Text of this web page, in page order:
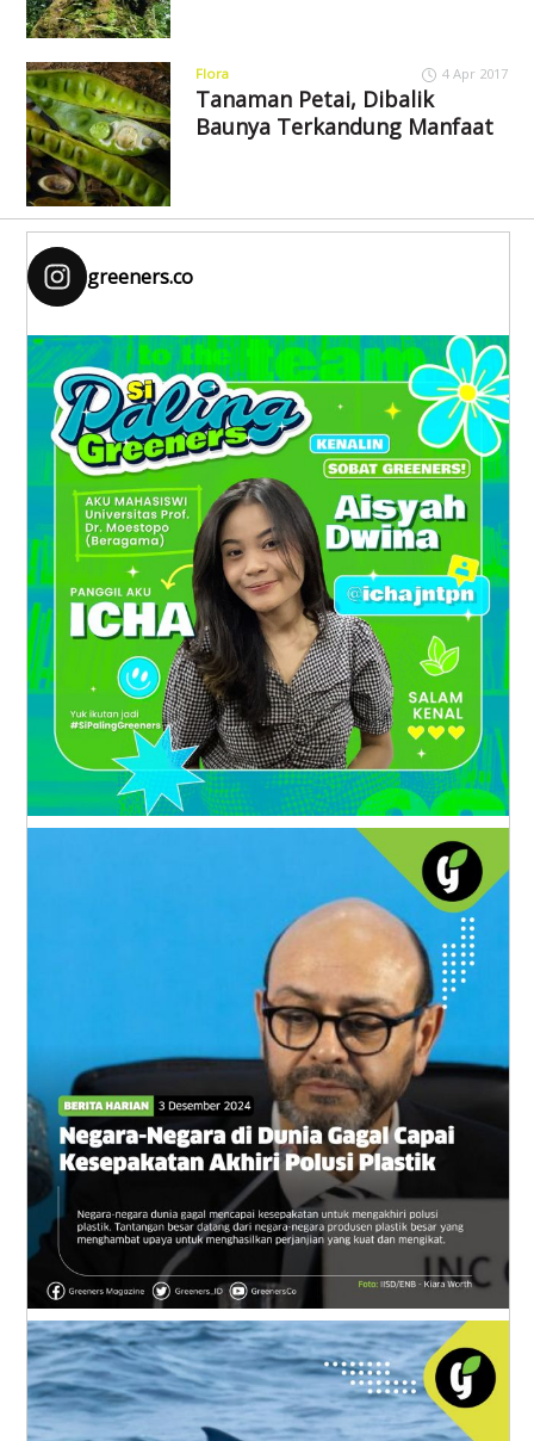
Flora 4 Apr 2017
Tanaman Petai, Dibalik
Baunya Terkandung Manfaat
greeners.co